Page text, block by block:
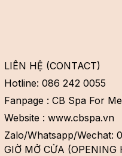
LIÊN HỆ (CONTACT)
Hotline: 086 242 0055
Fanpage : CB Spa For
Website : www.cbspa.vn
Zalo/Whatsapp/Wechat:
GIỜ MỞ CỬA (OPENING